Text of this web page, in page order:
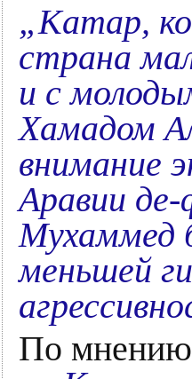
„Катар,
страна
и с
Хамадом
внимание
Аравии
Мухаммед
меньшей
По мнению